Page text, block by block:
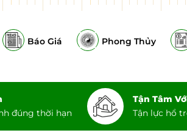
Báo Giá Phong Thủy
đúng thời hạn
Tận Tâm
Tận lực hổ